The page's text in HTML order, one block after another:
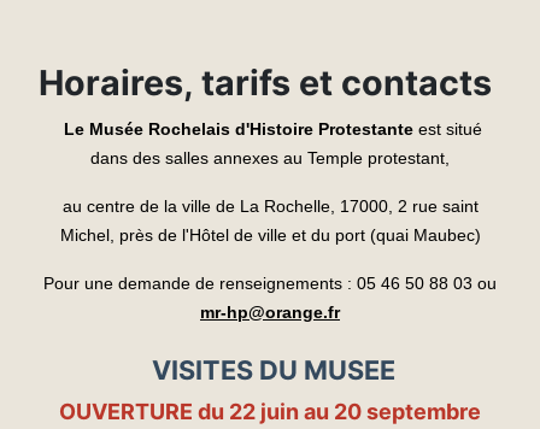
Horaires, tarifs et contacts
Le Musée Rochelais d'Histoire Protestanteest situé
dans des salles annexes au Temple protestant,
au centre de la ville de La Rochelle, 17000, 2 rue saint
Michel, près de l'Hôtel de ville et du port (quai Maubec)
Pour une demande de renseignements : 05 46 50 88 03 ou
mr-hp@orange.fr
VISITES DU MUSEE
OUVERTURE du 22 juin au 20 septembre